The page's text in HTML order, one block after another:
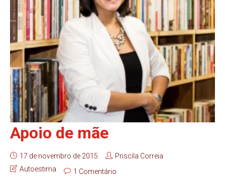
Apoio de mãe
17 de novembro de 2015
Priscila Correia
Autoestima
1 Comentário